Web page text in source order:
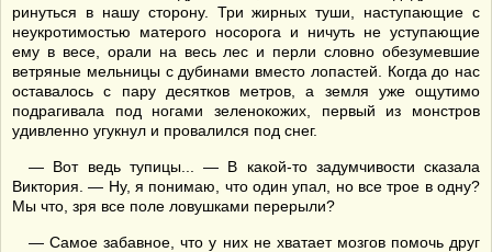
ринуться в нашу сторону. Три жирных туши, наступающие с
неукротимостью матерого носорога и ничуть не уступающие
ему в весе, орали на весь лес и перли словно обезумевшие
ветряные мельницы с дубинами вместо лопастей. Когда до нас
оставалось с пару десятков метров, а земля уже ощутимо
подрагивала под ногами зеленокожих, первый из монстров
удивленно угукнул и провалился под снег.
— Вот ведь тупицы... — В какой-то задумчивости сказала
Виктория. — Ну, я понимаю, что один упал, но все трое в одну?
Мы что, зря все поле ловушками перерыли?
— Самое забавное, что у них не хватает мозгов помочь друг